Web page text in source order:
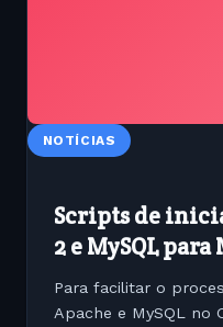
NOTÍCIAS
Scripts de
2 e MySQL para
Para facilitar o
Apache e MySQL no